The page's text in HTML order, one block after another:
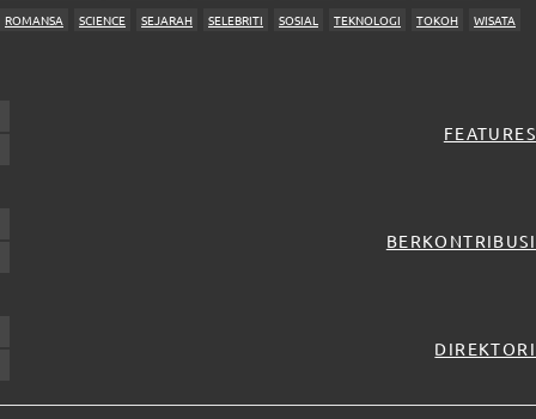
ROMANSA
SCIENCE SEJARAH SELEBRITI SOSIAL TEKNOLOGI TOKOH WISATA
FEATURES
BERKONTRIBUSI
DIREKTORI